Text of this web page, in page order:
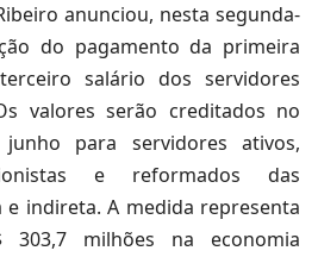
anunciou, nesta segunda-
do pagamento da primeira
salário dos servidores
valores serão creditados no
para servidores ativos,
e reformados das
indireta. A medida representa
milhões na economia